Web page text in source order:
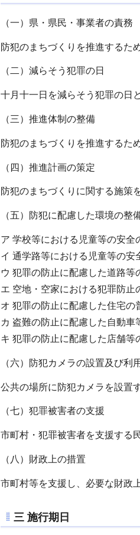
（一）県・県民・事業者の責務
防犯のまちづくりを推進するた
（二）減らそう犯罪の日
十月十一日を減らそう犯罪の日
（三）推進体制の整備
防犯のまちづくりを推進するた
（四）推進計画の策定
防犯のまちづくりに関する施策
（五）防犯に配慮した環境の整
ア 学校等における児童等の安全
イ 通学路等における児童等の安
ウ 犯罪の防止に配慮した道路等
エ 空地・空家における犯罪防止
オ 犯罪の防止に配慮した住宅の
カ 盗難の防止に配慮した自動車
キ 犯罪の防止に配慮した店舗等
（六）防犯カメラの設置及び利
公共の場所に防犯カメラを設置
（七）犯罪被害者の支援
市町村・犯罪被害者を支援する
（八）財政上の措置
市町村等を支援し、必要な財政
三 施行期日